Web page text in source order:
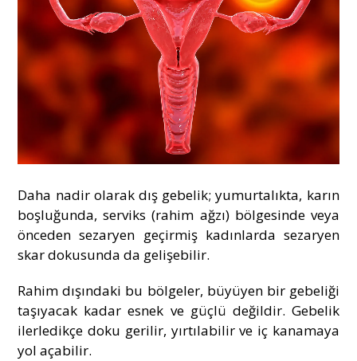
Daha nadir olarak dış gebelik; yumurtalıkta, karın
boşluğunda,serviks (rahim ağzı)bölgesinde veya
önceden sezaryen geçirmiş kadınlarda sezaryen
skar dokusunda da gelişebilir.
Rahim dışındaki bu bölgeler, büyüyen bir gebeliği
taşıyacak kadar esnek ve güçlü değildir. Gebelik
ilerledikçe doku gerilir, yırtılabilir ve iç kanamaya
yol açabilir.